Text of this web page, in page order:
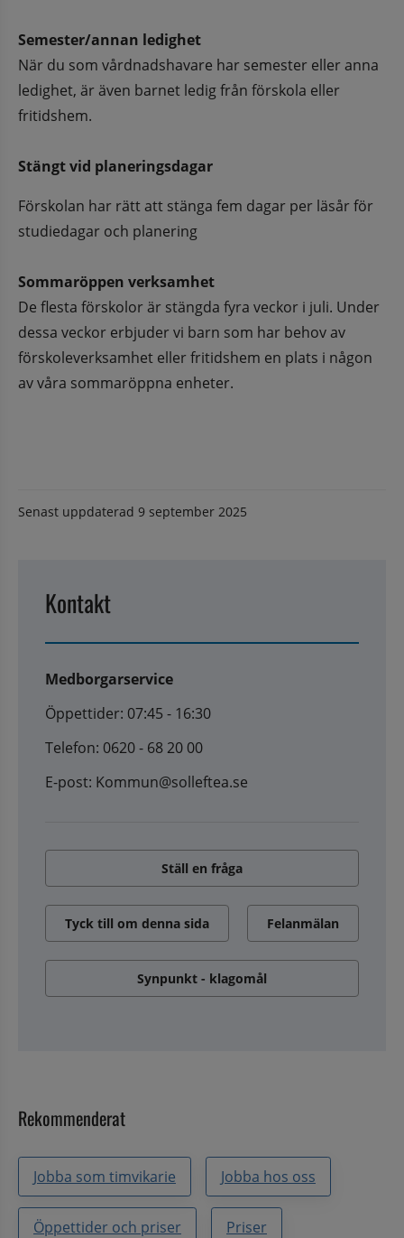
Semester/annan ledighet
När du som vårdnadshavare har semester eller anna
ledighet, är även barnet ledig från förskola eller
fritidshem.
Stängt vid planeringsdagar
Förskolan har rätt att stänga fem dagar per läsår för
studiedagar och planering
Sommaröppen verksamhet
De flesta förskolor är stängda fyra veckor i juli. Under
dessa veckor erbjuder vi barn som har behov av
förskoleverksamhet eller fritidshem en plats i någon
av våra sommaröppna enheter.
Senast uppdaterad 9 september 2025
Kontakt
Medborgarservice
Öppettider: 07:45 - 16:30
Telefon: 0620 - 68 20 00
E-post: Kommun@solleftea.se
Ställ en fråga
Tyck till om denna sida Felanmälan
Synpunkt - klagomål
Rekommenderat
Jobba som timvikarie Jobba hos oss
Öppettider och priser Priser